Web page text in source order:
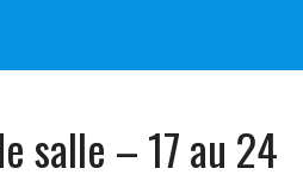
salle – 17 au 24